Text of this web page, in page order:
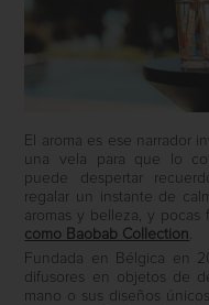
El aroma es ese narrador
una vela para que lo
puede despertar
regalar un instante de
aromas y belleza, y pocas
como Baobab Collection
Fundada en Bélgica en
difusores en objetos de
mano o sus diseños